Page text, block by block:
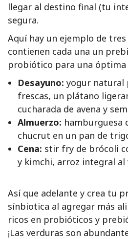
llegar al destino final (tu
segura.
Aquí hay un ejemplo de
contienen cada una un
probiótico para una
Desayuno: yogur natural
frescas, un plátano
cucharada de avena y
Almuerzo: hamburguesa
chucrut en un pan de
Cena: stir fry de brócoli
y kimchi, arroz integral al
Así que adelante y crea tu
sínbiotica al agregar más
ricos en probióticos y
¡Las verduras son